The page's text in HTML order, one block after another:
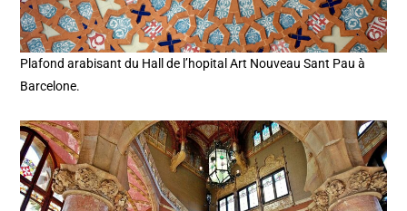
Plafond arabisant du Hall de l’hopital Art Nouveau Sant Pau à
Barcelone.